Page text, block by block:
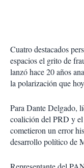
Cuatro destacados
espacios el grito de
lanzó hace 20 años
la polarización que
Para Dante Delgado,
coalición del PRD y el
cometieron un error
desarrollo político de